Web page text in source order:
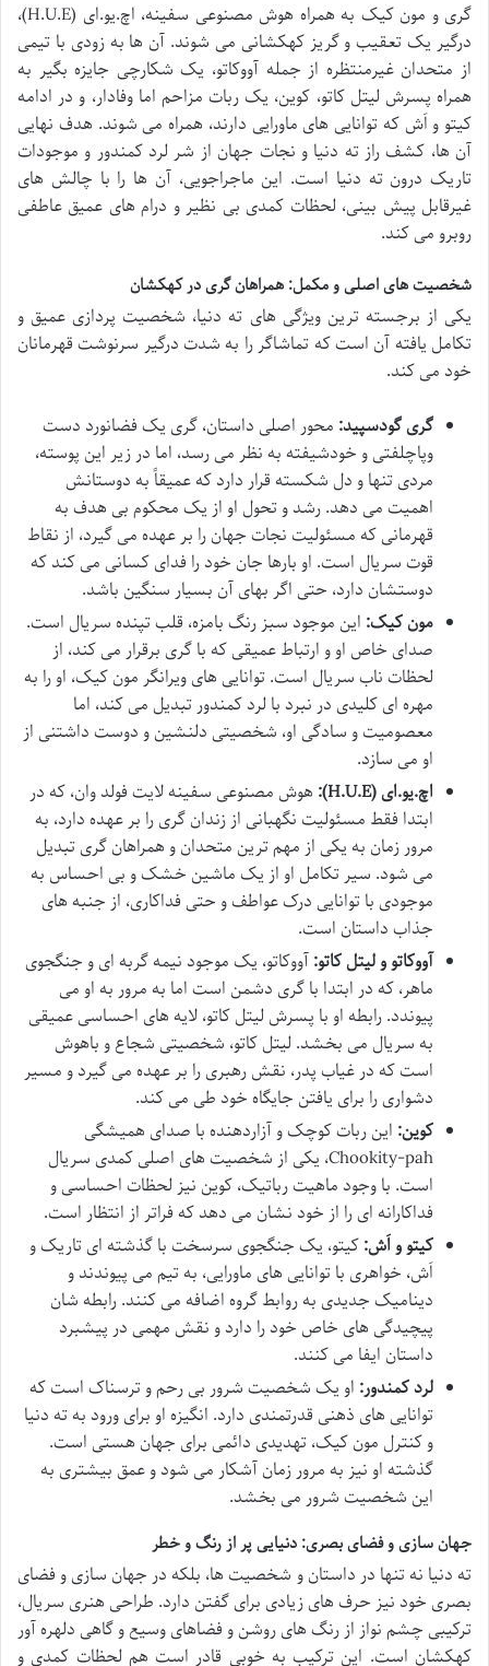
گری و مون کیک به همراه هوش مصنوعی سفینه، اچ.یو.ای (H.U.E)،
درگیر یک تعقیب و گریز کهکشانی می شوند. آن ها به زودی با تیمی
از متحدان غیرمنتظره از جمله آووکاتو، یک شکارچی جایزه بگیر به
همراه پسرش لیتل کاتو، کوین، یک ربات مزاحم اما وفادار، و در ادامه
کیتو و اَش که توانایی های ماورایی دارند، همراه می شوند. هدف نهایی
آن ها، کشف راز ته دنیا و نجات جهان از شر لرد کمندور و موجودات
تاریک درون ته دنیا است. این ماجراجویی، آن ها را با چالش های
غیرقابل پیش بینی، لحظات کمدی بی نظیر و درام های عمیق عاطفی
روبرو می کند.
شخصیت های اصلی و مکمل: همراهان گری در کهکشان
یکی از برجسته ترین ویژگی های ته دنیا، شخصیت پردازی عمیق و
تکامل یافته آن است که تماشاگر را به شدت درگیر سرنوشت قهرمانان
خود می کند.
گری گودسپید: محور اصلی داستان، گری یک فضانورد دست
وپاچلفتی و خودشیفته به نظر می رسد، اما در زیر این پوسته،
مردی تنها و دل شکسته قرار دارد که عمیقاً به دوستانش
اهمیت می دهد. رشد و تحول او از یک محکوم بی هدف به
قهرمانی که مسئولیت نجات جهان را بر عهده می گیرد، از نقاط
قوت سریال است. او بارها جان خود را فدای کسانی می کند که
دوستشان دارد، حتی اگر بهای آن بسیار سنگین باشد.
مون کیک: این موجود سبز رنگ بامزه، قلب تپنده سریال است.
صدای خاص او و ارتباط عمیقی که با گری برقرار می کند، از
لحظات ناب سریال است. توانایی های ویرانگر مون کیک، او را به
مهره ای کلیدی در نبرد با لرد کمندور تبدیل می کند، اما
معصومیت و سادگی او، شخصیتی دلنشین و دوست داشتنی از
او می سازد.
اچ.یو.ای (H.U.E):
هوش مصنوعی سفینه لایت فولد وان، که در
ابتدا فقط مسئولیت نگهبانی از زندان گری را بر عهده دارد، به
مرور زمان به یکی از مهم ترین متحدان و همراهان گری تبدیل
می شود. سیر تکامل او از یک ماشین خشک و بی احساس به
موجودی با توانایی درک عواطف و حتی فداکاری، از جنبه های
جذاب داستان است.
آووکاتو و لیتل کاتو:آووکاتو، یک موجود نیمه گربه ای و جنگجوی
ماهر، که در ابتدا با گری دشمن است اما به مرور به او می
پیوندد. رابطه او با پسرش لیتل کاتو، لایه های احساسی عمیقی
به سریال می بخشد. لیتل کاتو، شخصیتی شجاع و باهوش
است که در غیاب پدر، نقش رهبری را بر عهده می گیرد و مسیر
دشواری را برای یافتن جایگاه خود طی می کند.
کوین: این ربات کوچک و آزاردهنده با صدای همیشگی
Chookity-pah، یکی از شخصیت های اصلی کمدی سریال
است. با وجود ماهیت رباتیک، کوین نیز لحظات احساسی و
فداکارانه ای را از خود نشان می دهد که فراتر از انتظار است.
کیتو و اَش:کیتو، یک جنگجوی سرسخت با گذشته ای تاریک و
اَش، خواهری با توانایی های ماورایی، به تیم می پیوندند و
دینامیک جدیدی به روابط گروه اضافه می کنند. رابطه شان
پیچیدگی های خاص خود را دارد و نقش مهمی در پیشبرد
داستان ایفا می کنند.
لرد کمندور: او یک شخصیت شرور بی رحم و ترسناک است که
توانایی های ذهنی قدرتمندی دارد. انگیزه او برای ورود به ته دنیا
و کنترل مون کیک، تهدیدی دائمی برای جهان هستی است.
گذشته او نیز به مرور زمان آشکار می شود و عمق بیشتری به
این شخصیت شرور می بخشد.
جهان سازی و فضای بصری: دنیایی پر از رنگ و خطر
ته دنیا نه تنها در داستان و شخصیت ها، بلکه در جهان سازی و فضای
بصری خود نیز حرف های زیادی برای گفتن دارد. طراحی هنری سریال،
ترکیبی چشم نواز از رنگ های روشن و فضاهای وسیع و گاهی دلهره آور
کهکشان است. این ترکیب به خوبی قادر است هم لحظات کمدی و